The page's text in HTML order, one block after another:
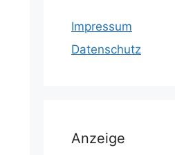
Impressum
Datenschutz
Anzeige